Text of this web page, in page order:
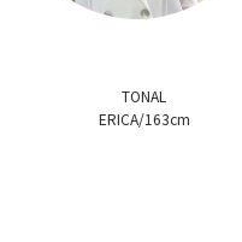
TONAL
ERICA/163cm